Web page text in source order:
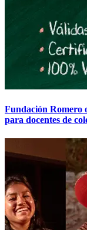
Fundación Romero
para docentes de